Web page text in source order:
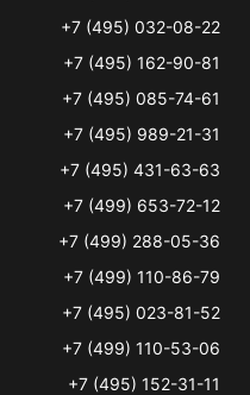
+7 (495) 032-08-22
+7 (495) 162-90-81
+7 (495) 085-74-61
+7 (495) 989-21-31
+7 (495) 431-63-63
+7 (499) 653-72-12
+7 (499) 288-05-36
+7 (499) 110-86-79
+7 (495) 023-81-52
+7 (499) 110-53-06
+7 (495) 152-31-11